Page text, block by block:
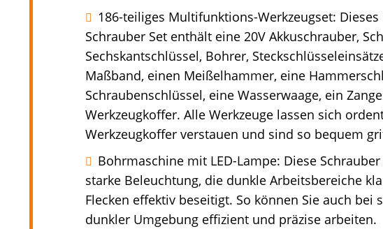
186-teiliges Multifunktions-Werkzeugset:
Schrauber Set enthält eine 20V Akkuschrauber,
Sechskantschlüssel, Bohrer,
Maßband, einen Meißelhammer, eine
Schraubenschlüssel, eine Wasserwaage, ein
Werkzeugkoffer. Alle Werkzeuge lassen sich
Werkzeugkoffer verstauen und sind so bequem
Bohrmaschine mit LED-Lampe: Diese
starke Beleuchtung, die dunkle Arbeitsbereiche
Flecken effektiv beseitigt. So können Sie auch bei
dunkler Umgebung effizient und präzise arbeiten.